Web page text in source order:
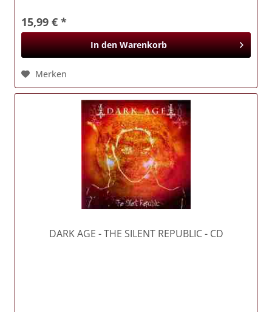
15,99 € *
In den Warenkorb
Merken
DARK AGE - THE SILENT REPUBLIC - CD